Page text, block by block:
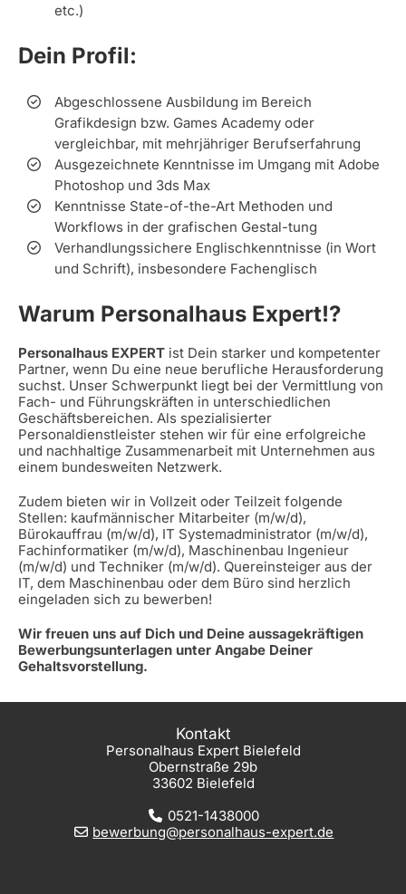
etc.)
Dein Profil:
Abgeschlossene Ausbildung im Bereich
Grafikdesign bzw. Games Academy oder
vergleichbar, mit mehrjähriger Berufserfahrung
Ausgezeichnete Kenntnisse im Umgang mit Adobe
Photoshop und 3ds Max
Kenntnisse State-of-the-Art Methoden und
Workflows in der grafischen Gestal-tung
Verhandlungssichere Englischkenntnisse (in Wort
und Schrift), insbesondere Fachenglisch
Warum Personalhaus Expert!?
Personalhaus EXPERT ist Dein starker und kompetenter
Partner, wenn Du eine neue berufliche Herausforderung
suchst. Unser Schwerpunkt liegt bei der Vermittlung von
Fach- und Führungskräften in unterschiedlichen
Geschäftsbereichen. Als spezialisierter
Personaldienstleister stehen wir für eine erfolgreiche
und nachhaltige Zusammenarbeit mit Unternehmen aus
einem bundesweiten Netzwerk.
Zudem bieten wir in Vollzeit oder Teilzeit folgende
Stellen: kaufmännischer Mitarbeiter (m/w/d),
Bürokauffrau (m/w/d), IT Systemadministrator (m/w/d),
Fachinformatiker (m/w/d), Maschinenbau Ingenieur
(m/w/d) und Techniker (m/w/d). Quereinsteiger aus der
IT, dem Maschinenbau oder dem Büro sind herzlich
eingeladen sich zu bewerben!
Wir freuen uns auf Dich und Deine aussagekräftigen
Bewerbungsunterlagen unter Angabe Deiner
Gehaltsvorstellung.
Kontakt
Personalhaus Expert Bielefeld
Obernstraße 29b
33602 Bielefeld
0521-1438000
bewerbung@personalhaus-expert.de